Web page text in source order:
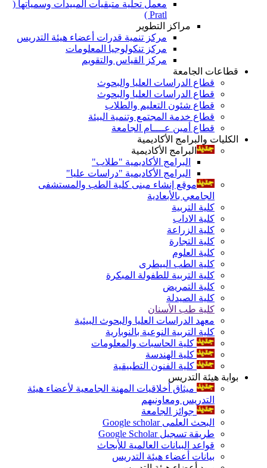
معمل تحلية متبقيات المبيدات وسمياتها (
Pratl )
مراكز التطوير
مركز تنمية قدرات أعضاء هيئة التدريس
مركز تنكولوجيا المعلومات
مركز القياس والتقويم
قطاعات الجامعة
قطاع الدراسات العليا والبحوث
قطاع الدراسات العليا والبحوث
قطاع شئون التعليم والطلاب
قطاع خدمة المجتمع وتنمية البيئة
قطاع أمين عــــام الجامعة
الكليات والبرامج الأكاديمية
البرامج الأكاديمية
البرامج الأكاديمية "طلاب"
البرامج الأكاديمية "دراسات عليا"
موقع إنشاء مبنى كلية الطب والمستشفى
الجامعي بالأبعادية
كلية التربية
كلية الاداب
كلية الزراعة
كلية التجارة
كلية العلوم
كلية الطب البيطرى
كلية التربية للطفولة المبكرة
كلية التمريض
كلية الصيدلة
كلية طب الأسنان
معهد الدراسات العليا والبحوث البيئية
كلية التربية النوعية بالنوبارية
كلية الحاسبات والمعلومات
كلية الهندسة
كلية الفنون التطبيقية
بوابة هيئة التدريس
ميثاق أخلاقيات المهنة الجامعية لأعضاء هيئة
التدريس ومعاونيهم
جوائز الجامعة
البحث العلمى Google scholar
طريقة تسجيل Google Scholar
قواعد البيانات العالمية للأبحاث
بيانات أعضاء هيئة التدريس